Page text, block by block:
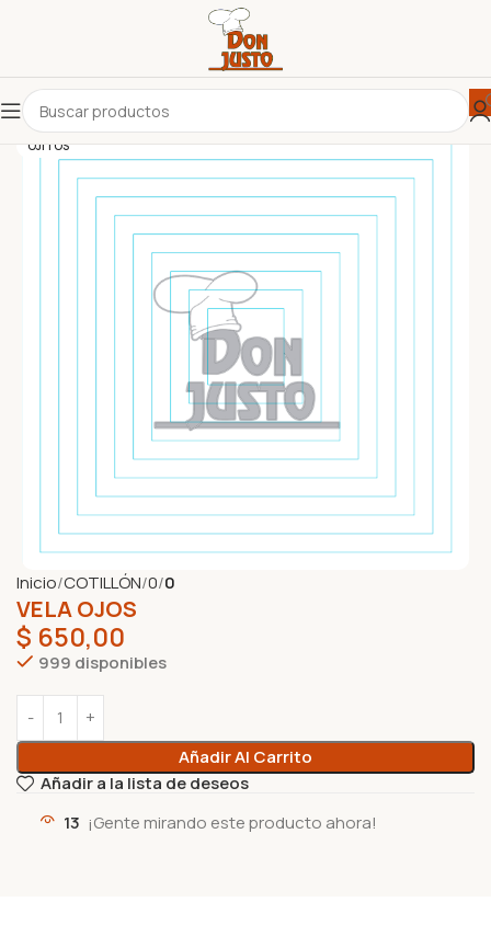
OJITOS
Inicio COTILLÓN 0 0
VELA OJOS
$ 650,00
999 disponibles
Añadir Al Carrito
Añadir a la lista de deseos
13 ¡Gente mirando este producto ahora!